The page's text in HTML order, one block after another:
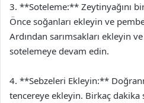
3. **Soteleme:** Zeytinyağını bir
Önce soğanları ekleyin ve
Ardından sarımsakları ekleyin
sotelemeye devam edin.
4. **Sebzeleri Ekleyin:**
tencereye ekleyin. Birkaç